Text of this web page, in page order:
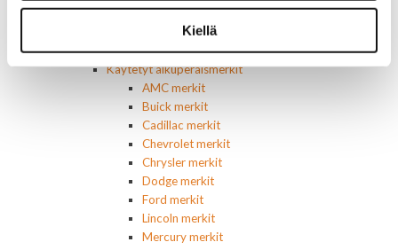
Kiellä
Vakionopeudensäätimen osat
Tarrat, tunnukset, logot, merkit
Alkuperäiset tarrat ja teipit
Käytetyt alkuperäismerkit
AMC merkit
Buick merkit
Cadillac merkit
Chevrolet merkit
Chrysler merkit
Dodge merkit
Ford merkit
Lincoln merkit
Mercury merkit